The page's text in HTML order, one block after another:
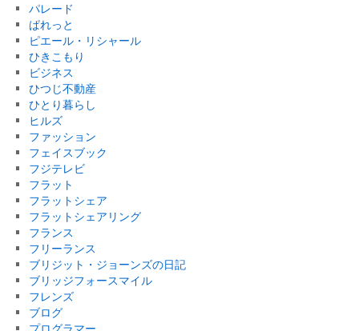
パレード
ぱれっと
ピエール・リシャール
ひきこもり
ビジネス
ひつじ不動産
ひとり暮らし
ヒルズ
ファッション
フェイスブック
フジテレビ
フラット
フラットシェア
フラットシェアリング
フランス
フリーランス
ブリジット・ジョーンズの日記
ブリッジフォースマイル
フレンズ
ブログ